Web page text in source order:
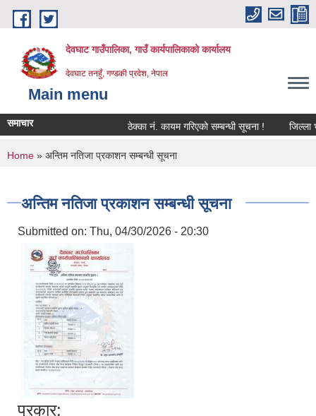
Skip to main content
देवघाट गाउँपालिका, गाउँ कार्यपालिकाको कार्यालय
देवघाट तनहुँ, गण्डकी प्रदेश, नेपाल
Main menu
समाचार ठेक्का नंं. कायम गरिएको सम्बन्धी सूचना ! जिल्ला
You are here
Home » अन्तिम नतिजा प्रकाशन सम्बन्धी सूचना
अन्तिम नतिजा प्रकाशन सम्बन्धी सूचना
Submitted on: Thu, 04/30/2026 - 20:30
प्रकार: